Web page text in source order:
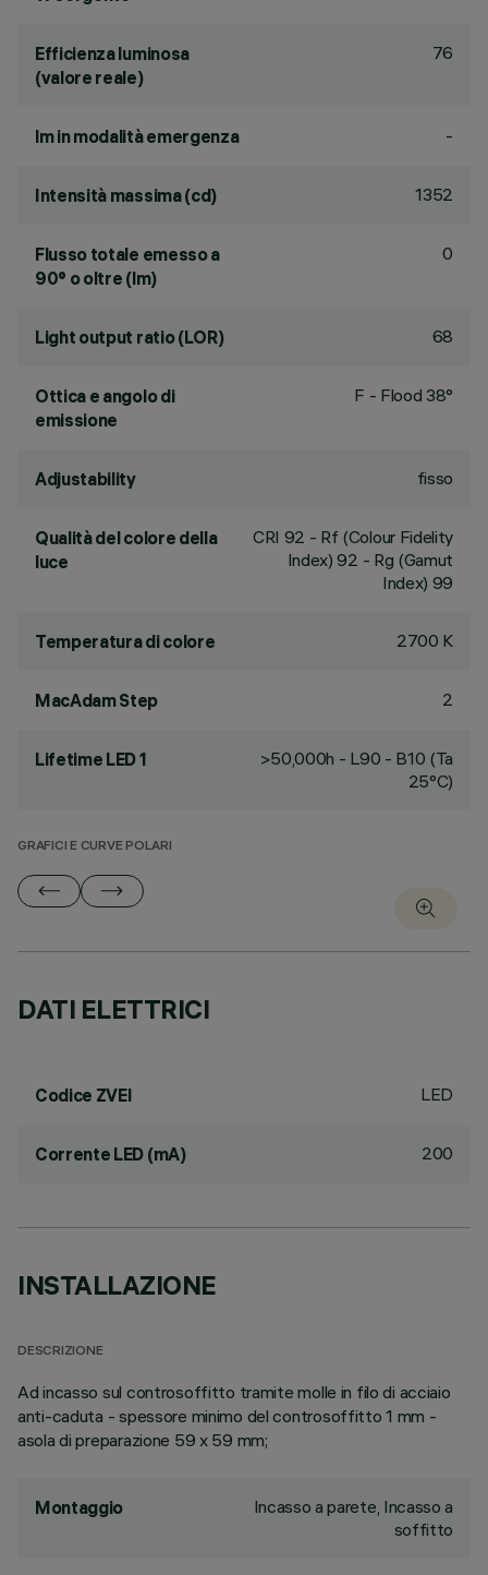
Efficienza luminosa
(valore reale)
76
lm in modalità emergenza -
Intensità massima (cd) 1352
Flusso totale emesso a
90° o oltre (lm)
0
Light output ratio (LOR) 68
Ottica e angolo di
emissione
F - Flood 38°
Adjustability fisso
Qualità del colore della
luce
CRI 92 - Rf (Colour Fidelity
Index) 92 - Rg (Gamut
Index) 99
Temperatura di colore 2700 K
MacAdam Step 2
Lifetime LED 1
>50,000h - L90 - B10 (Ta
25°C)
GRAFICI E CURVE POLARI
DATI ELETTRICI
Codice ZVEI LED
Corrente LED (mA) 200
INSTALLAZIONE
DESCRIZIONE
Ad incasso sul controsoffitto tramite molle in filo di acciaio
anti-caduta - spessore minimo del controsoffitto 1 mm -
asola di preparazione 59 x 59 mm;
Montaggio
Incasso a parete, Incasso a
soffitto